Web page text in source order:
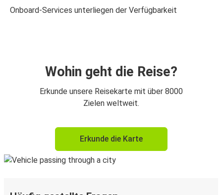
Onboard-Services unterliegen der Verfügbarkeit
Wohin geht die Reise?
Erkunde unsere Reisekarte mit über 8000
Zielen weltweit.
Erkunde die Karte